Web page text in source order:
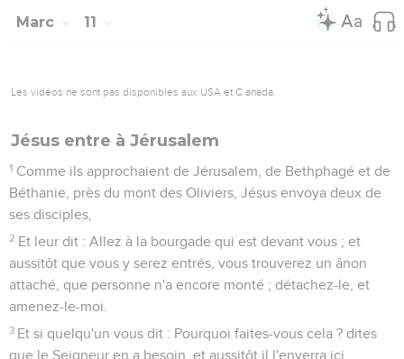
Marc 11
Les vidéos ne sont pas disponibles aux USA et C anada.
Jésus entre à Jérusalem
1 Comme ils approchaient de Jérusalem, de Bethphagé et de
Béthanie, près du mont des Oliviers, Jésus envoya deux de
ses disciples,
2 Et leur dit : Allez à la bourgade qui est devant vous ; et
aussitôt que vous y serez entrés, vous trouverez un ânon
attaché, que personne n'a encore monté ; détachez-le, et
amenez-le-moi.
3 Et si quelqu'un vous dit : Pourquoi faites-vous cela ? dites
que le Seigneur en a besoin, et aussitôt il l'enverra ici.